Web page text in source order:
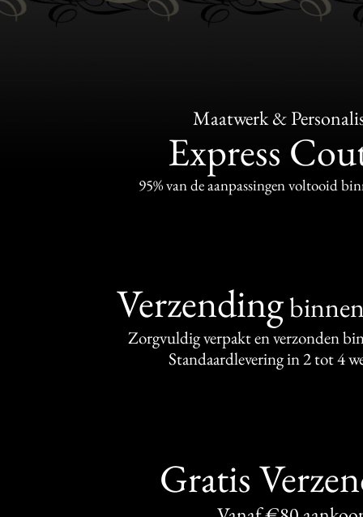
Maatwerk &
Express
95% van de aanpassingen voltooid
Verzending
Zorgvuldig verpakt en verzonden
Standaardlevering in 2 tot 4
Gratis